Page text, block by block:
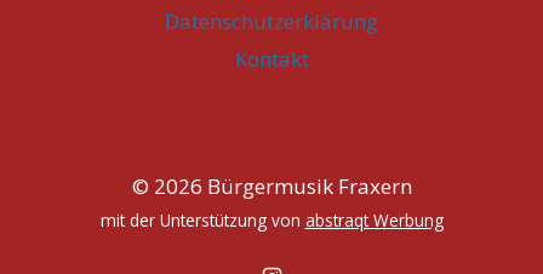
Datenschutzerklärung
Kontakt
© 2026 Bürgermusik Fraxern
mit der Unterstützung von abstraqt Werbung